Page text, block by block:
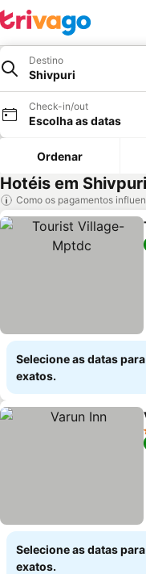
Destino
Shivpuri
Check-in/out
Escolha as datas
Ordenar
Hotéis em
Como os pagamentos
Selecione as datas
exatos.
Selecione as datas
exatos.